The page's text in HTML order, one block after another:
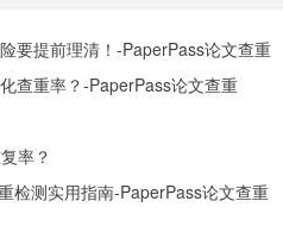
要提前理清！-PaperPass论文查重
查重率？-PaperPass论文查重
率？
检测实用指南-PaperPass论文查重